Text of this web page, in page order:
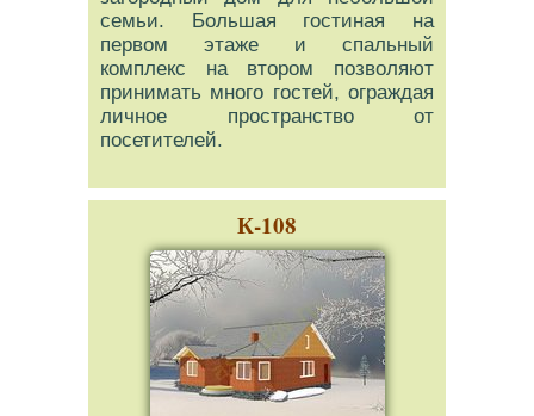
семьи. Большая гостиная на
первом этаже и спальный
комплекс на втором позволяют
принимать много гостей, ограждая
личное пространство от
посетителей.
К-108